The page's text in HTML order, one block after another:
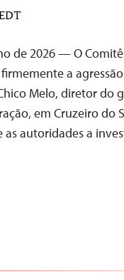
de 2026 — O
a
Melo, diretor do
em Cruzeiro do
as autoridades a